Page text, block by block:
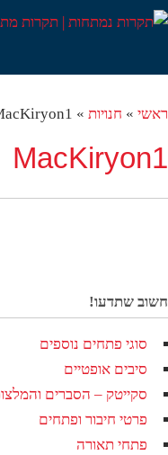
» חנויות »
MacKiryon1
שתדעו!
סוגי פתחים נוספים
סיבים אופטיים
סקייטק – הסברים והמלצות
פרטי חיבור ופתחים
פתחי תאורה